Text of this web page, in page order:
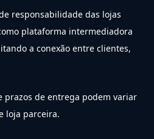
responsabilidade das lojas
plataforma intermediadora
a conexão entre clientes,
prazos de entrega podem variar
loja parceira.